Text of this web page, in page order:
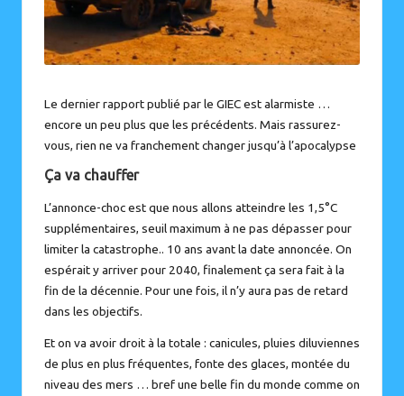
Le dernier rapport publié par le GIEC est alarmiste …
encore un peu plus que les précédents. Mais rassurez-
vous, rien ne va franchement changer jusqu’à l’apocalypse
Ça va chauffer
L’annonce-choc est que nous allons atteindre les 1,5°C
supplémentaires, seuil maximum à ne pas dépasser pour
limiter la catastrophe.. 10 ans avant la date annoncée. On
espérait y arriver pour 2040, finalement ça sera fait à la
fin de la décennie. Pour une fois, il n’y aura pas de retard
dans les objectifs.
Et on va avoir droit à la totale : canicules, pluies diluviennes
de plus en plus fréquentes, fonte des glaces, montée du
niveau des mers … bref une belle fin du monde comme on